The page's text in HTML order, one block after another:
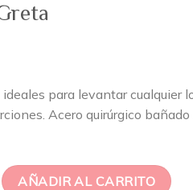
para levantar cualquier
Acero quirúrgico
AÑADIR AL CARRITO